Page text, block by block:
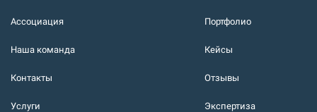
Ассоциация
Наша команда
Контакты
Услуги
Портфолио
Кейсы
Отзывы
Экспертиза